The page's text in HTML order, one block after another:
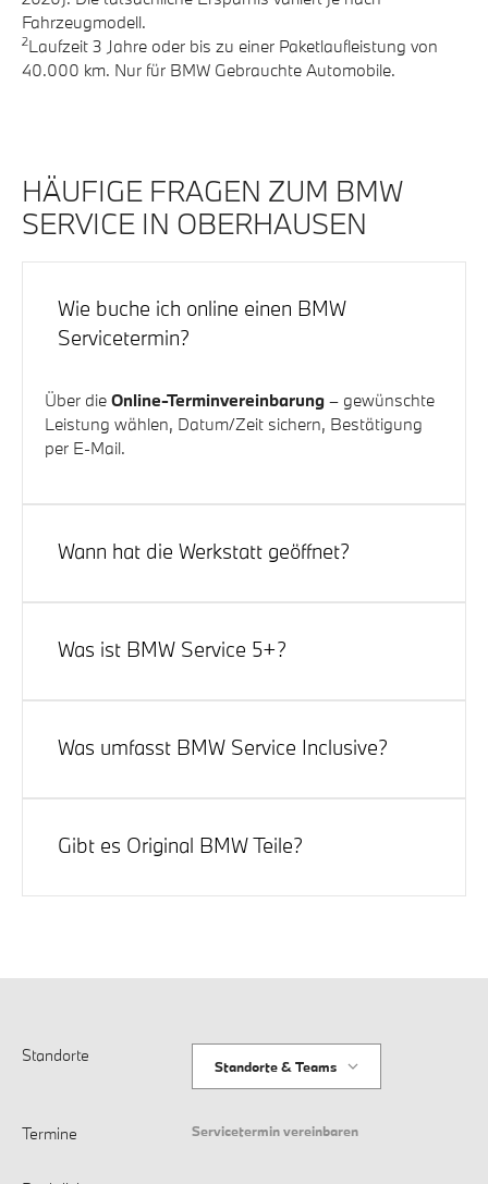
Fahrzeugmodell.
2Laufzeit 3 Jahre oder bis zu einer Paketlaufleistung von
40.000 km. Nur für BMW Gebrauchte Automobile.
HÄUFIGE FRAGEN ZUM BMW
SERVICE IN OBERHAUSEN
Wie buche ich online einen BMW
Servicetermin?
Über die Online-Terminvereinbarung – gewünschte
Leistung wählen, Datum/Zeit sichern, Bestätigung
per E-Mail.
Wann hat die Werkstatt geöffnet?
(Service).
Was ist BMW Service 5+?
Preisvorteil auf ausgewählte Leistungen.
Was umfasst BMW Service Inclusive?
Filter, Bremsflüssigkeitetc.; Plus-Paket zusätzlich
Verschleißreparaturenwie Bremsen, Kupplung*,
Gibt es Original BMW Teile?
Standorte
Standorte & Teams
Termine Servicetermin vereinbaren